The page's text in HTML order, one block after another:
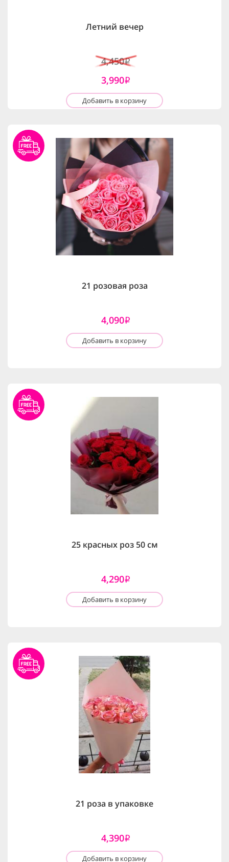
Летний вечер
4,450i
3,990i
Добавить в корзину
21 розовая роза
4,090i
Добавить в корзину
25 красных роз 50 см
4,290i
Добавить в корзину
21 роза в упаковке
4,390i
Добавить в корзину